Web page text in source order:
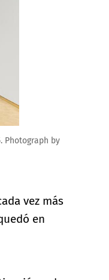
Photograph by
vez más
en